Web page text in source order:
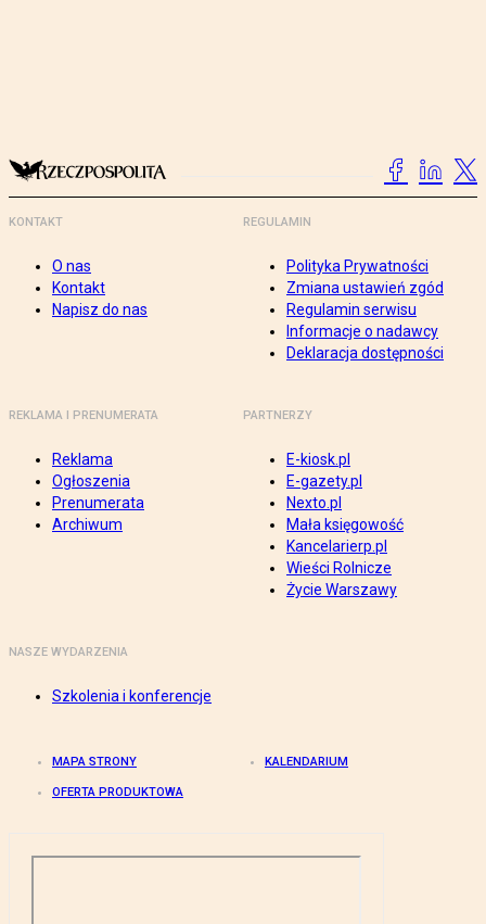
KONTAKT
O nas
Kontakt
Napisz do nas
REGULAMIN
Polityka Prywatności
Zmiana ustawień zgód
Regulamin serwisu
Informacje o nadawcy
Deklaracja dostępności
REKLAMA I PRENUMERATA
Reklama
Ogłoszenia
Prenumerata
Archiwum
PARTNERZY
E-kiosk.pl
E-gazety.pl
Nexto.pl
Mała księgowość
Kancelarierp.pl
Wieści Rolnicze
Życie Warszawy
NASZE WYDARZENIA
Szkolenia i konferencje
MAPA STRONY KALENDARIUM
OFERTA PRODUKTOWA